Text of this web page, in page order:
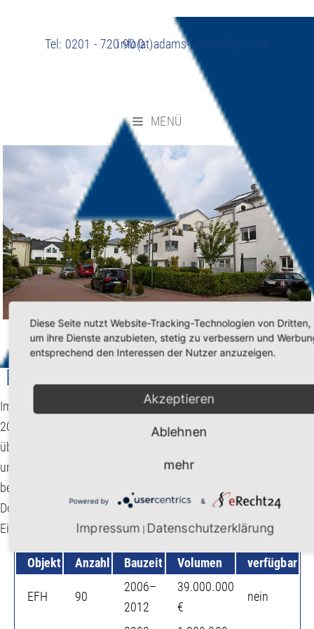
Tel: 0201 - 720 90 0info(at)adams-immobilien(.)de
MENÜ
Ruhrbogen, Essen-Heisingen
Im idyllischen Stadtteil Heisingen realisierten wir zwischen
2009 und 2012 in insgesamt fünf Bauschnitten hoch oben
über dem Baldeneysee, in einer traumhaften Waldrandlage,
unser Projekt „Ruhrbogen” mit insgesamt 101 Wohneinheiten,
bestehend aus freistehenden Einfamilienhäusern, Einfamilien-
Doppelhäusern, Einfamilien-Reihenhäusern und
Eigentumswohnungen.
Objekt Anzahl Bauzeit Volumen verfügbar
EFH 90
2006–
2012
39.000.000
€
nein
Diese Seite nutzt Website-Tracking-Technologien von Dritten,
um ihre Dienste anzubieten, stetig zu verbessern und
entsprechend den Interessen der Nutzer anzuzeigen.
Akzeptieren
Ablehnen
mehr
Powered by &
Impressum Datenschutzerklärung